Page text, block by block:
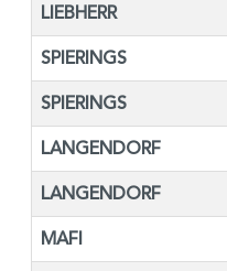
LIEBHERR
SPIERINGS
SPIERINGS
LANGENDORF
LANGENDORF
MAFI